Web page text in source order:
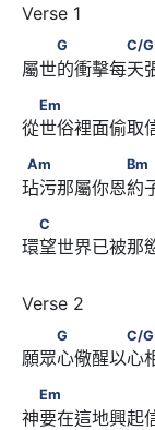
G　　　　C/
G C/G
屬世的衝擊每天
Em　　　　　
Em
從世俗裡面偷取
Am　　　　　　
Am Bm
玷污那屬你恩約
C　　　　　　
C
環望世界已被那
G　　　　C/
G C/G
願眾心儆醒以心
Em　　　　　
Em
神要在這地興起